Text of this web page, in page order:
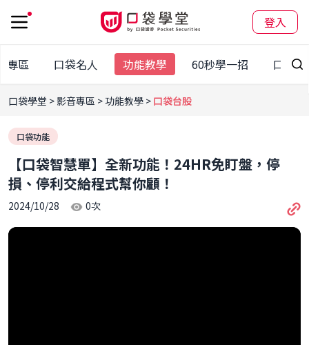
登入
專區 口袋名人 功能教學 60秒學一招 口袋
口袋學堂 影音專區 功能教學 口袋台股
口袋功能
【口袋智慧單】全新功能！24HR免盯盤，停
損、停利交給程式幫你顧！
2024/10/28 0次